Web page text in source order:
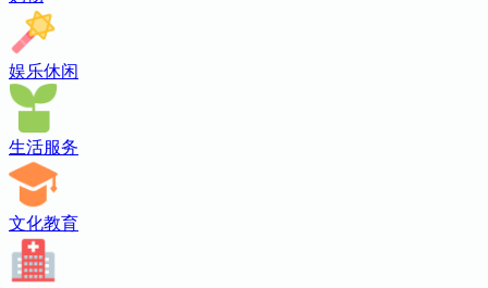
娱乐休闲
生活服务
文化教育